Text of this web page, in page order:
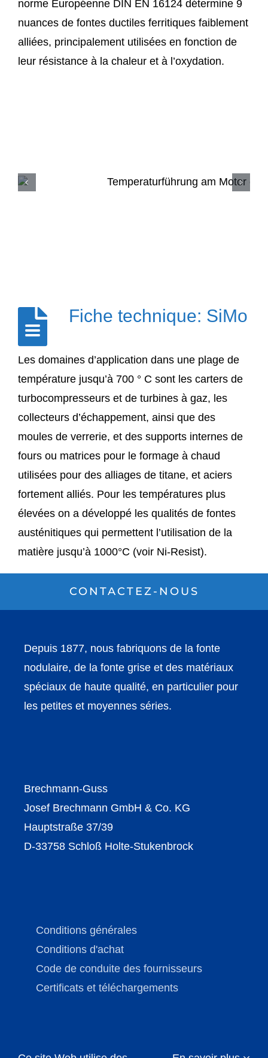
norme Européenne DIN EN 16124 détermine 9
nuances de fontes ductiles ferritiques faiblement
alliées, principalement utilisées en fonction de
leur résistance à la chaleur et à l’oxydation.
Fiche technique: SiMo
Les domaines d’application dans une plage de
température jusqu’à 700 ° C sont les carters de
turbocompresseurs et de turbines à gaz, les
collecteurs d’échappement, ainsi que des
moules de verrerie, et des supports internes de
fours ou matrices pour le formage à chaud
utilisées pour des alliages de titane, et aciers
fortement alliés. Pour les températures plus
élevées on a développé les qualités de fontes
austénitiques qui permettent l’utilisation de la
matière jusqu’à 1000°C (voir Ni-Resist).
CONTACTEZ-NOUS
Depuis 1877, nous fabriquons de la fonte
nodulaire, de la fonte grise et des matériaux
spéciaux de haute qualité, en particulier pour
les petites et moyennes séries.
Brechmann-Guss
Josef Brechmann GmbH & Co. KG
Hauptstraße 37/39
D-33758 Schloß Holte-Stukenbrock
Conditions générales
Conditions d'achat
Code de conduite des fournisseurs
Certificats et téléchargements